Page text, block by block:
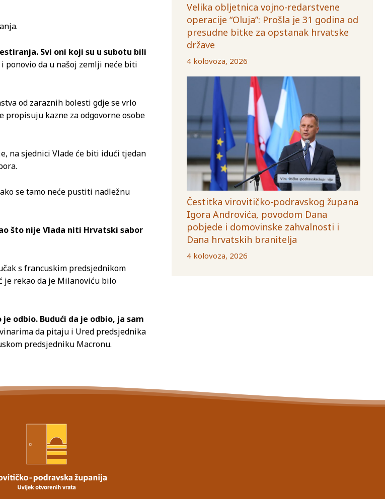
Svi oni koji su u subotu bili
ponovio da u našoj zemlji neće biti
od zaraznih bolesti gdje se vrlo
propisuju kazne za odgovorne osobe
na sjednici Vlade će biti idući tjedan
se tamo neće pustiti nadležnu
što nije Vlada niti Hrvatski sabor
s francuskim predsjednikom
je rekao da je Milanoviću bilo
odbio. Budući da je odbio, ja sam
da pitaju i Ured predsjednika
predsjedniku Macronu.
Velika obljetnica vojno-redarstvene
operacije “Oluja”: Prošla je 31 godina od
presudne bitke za opstanak hrvatske
države
4 kolovoza, 2026
Čestitka virovitičko-podravskog župana
Igora Androvića, povodom Dana
pobjede i domovinske zahvalnosti i
Dana hrvatskih branitelja
4 kolovoza, 2026